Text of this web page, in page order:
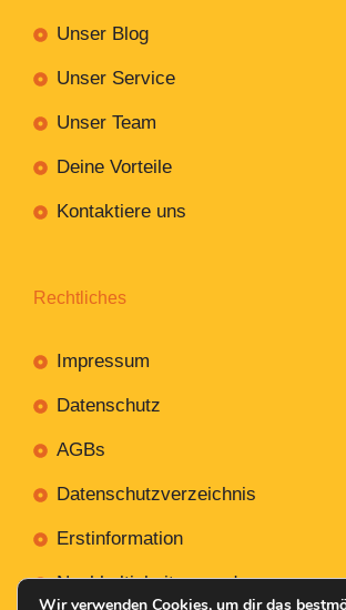
Unser Blog
Unser Service
Unser Team
Deine Vorteile
Kontaktiere uns
Rechtliches
Impressum
Datenschutz
AGBs
Datenschutzverzeichnis
Erstinformation
Nachhaltigkeitsverordnung
Wir verwenden Cookies, um dir das